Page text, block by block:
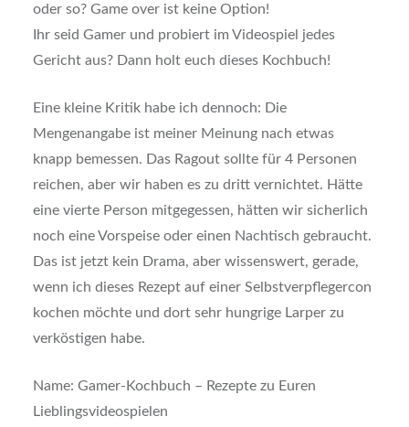
oder so? Game over ist keine Option!
Ihr seid Gamer und probiert im Videospiel jedes
Gericht aus? Dann holt euch dieses Kochbuch!
Eine kleine Kritik habe ich dennoch: Die
Mengenangabe ist meiner Meinung nach etwas
knapp bemessen. Das Ragout sollte für 4 Personen
reichen, aber wir haben es zu dritt vernichtet. Hätte
eine vierte Person mitgegessen, hätten wir sicherlich
noch eine Vorspeise oder einen Nachtisch gebraucht.
Das ist jetzt kein Drama, aber wissenswert, gerade,
wenn ich dieses Rezept auf einer Selbstverpflegercon
kochen möchte und dort sehr hungrige Larper zu
verköstigen habe.
Name: Gamer-Kochbuch – Rezepte zu Euren
Lieblingsvideospielen